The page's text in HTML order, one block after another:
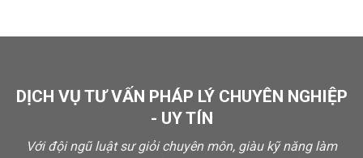
DỊCH VỤ TƯ VẤN PHÁP LÝ CHUYÊN NGHIỆP
- UY TÍN
Với đội ngũ luật sư giỏi chuyên môn, giàu kỹ năng làm